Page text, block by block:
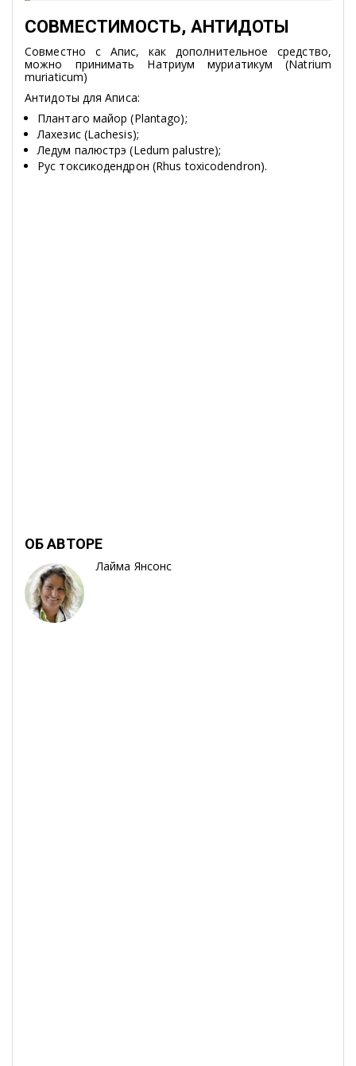
СОВМЕСТИМОСТЬ, АНТИДОТЫ
Совместно с Апис, как дополнительное средство,
можно принимать Натриум муриатикум (Natrium
muriaticum)
Антидоты для Аписа:
Плантаго майор (Plantago);
Лахезис (Lachesis);
Ледум палюстрэ (Ledum palustre);
Рус токсикодендрон (Rhus toxicodendron).
ОБ АВТОРЕ
Лайма Янсонс